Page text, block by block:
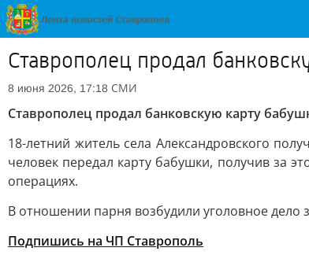
Ставрополец продал
8 июня 2026, 17:18 СМИ
Ставрополец продал банковскую карту
18-летний житель села Александровского
человек передал карту бабушки, получив за
операциях.
В отношении парня возбудили уголовное дело
Подпишись на ЧП Ставрополь